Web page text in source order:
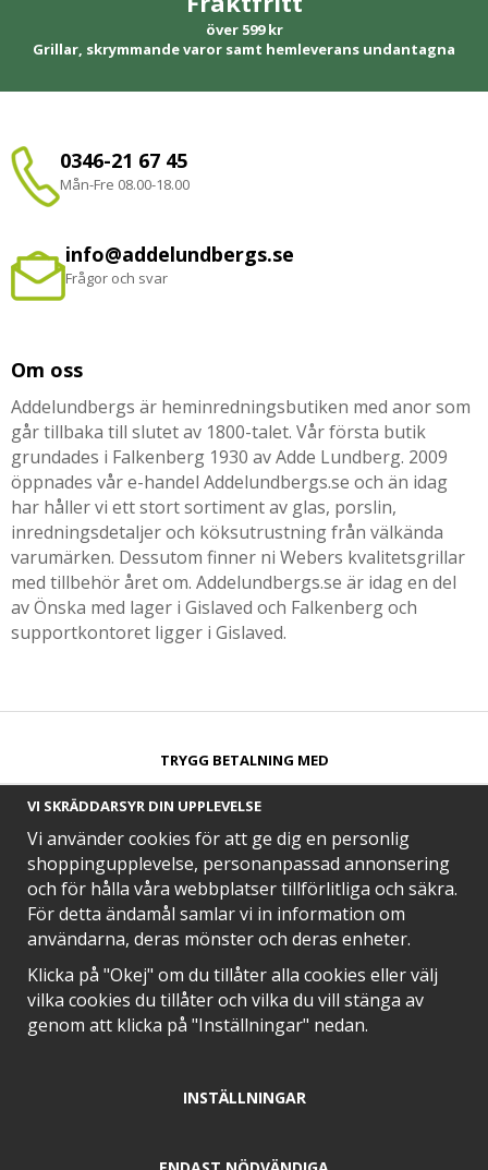
över 599 kr
Grillar, skrymmande varor samt hemleverans undantagna
0346-21 67 45
Mån-Fre 08.00-18.00
info@addelundbergs.se
Frågor och svar
Om oss
Addelundbergs är heminredningsbutiken med anor som
går tillbaka till slutet av 1800-talet. Vår första butik
grundades i Falkenberg 1930 av Adde Lundberg. 2009
öppnades vår e-handel Addelundbergs.se och än idag
har håller vi ett stort sortiment av glas, porslin,
inredningsdetaljer och köksutrustning från välkända
varumärken. Dessutom finner ni Webers kvalitetsgrillar
med tillbehör året om. Addelundbergs.se är idag en del
av Önska med lager i Gislaved och Falkenberg och
supportkontoret ligger i Gislaved.
TRYGG BETALNING MED​
SNABB LEVERANS MED
EN DEL AV
VI SKRÄDDARSYR DIN UPPLEVELSE
Vi använder cookies för att ge dig en personlig
shoppingupplevelse, personanpassad annonsering
och för hålla våra webbplatser tillförlitliga och säkra.
För detta ändamål samlar vi in information om
användarna, deras mönster och deras enheter.
Klicka på "Okej" om du tillåter alla cookies eller välj
vilka cookies du tillåter och vilka du vill stänga av
genom att klicka på "Inställningar" nedan.
INSTÄLLNINGAR